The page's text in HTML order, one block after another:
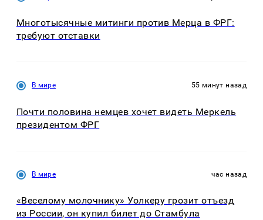
Многотысячные митинги против Мерца в ФРГ:
требуют отставки
В мире 55 минут назад
Почти половина немцев хочет видеть Меркель
президентом ФРГ
В мире час назад
«Веселому молочнику» Уолкеру грозит отъезд
из России, он купил билет до Стамбула